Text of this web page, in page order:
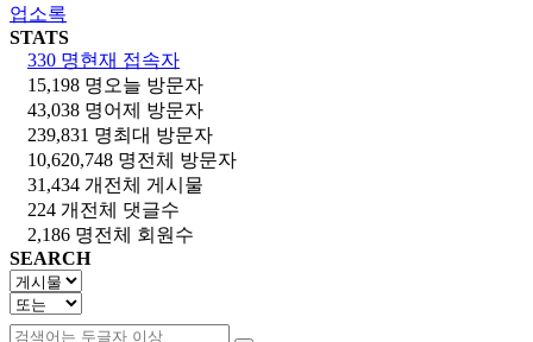
업소록
STATS
330 명현재 접속자
15,198 명 오늘 방문자
43,038 명어제 방문자
239,831 명최대 방문자
10,620,748 명전체 방문자
31,434 개 전체 게시물
224 개 전체 댓글수
2,186 명전체 회원수
SEARCH